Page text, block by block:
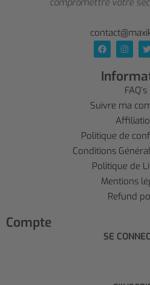
compromettre votre
FAQ’s
Suivre ma
Politique de
Conditions
Politique de
Mentions
Refund
Compte
SE